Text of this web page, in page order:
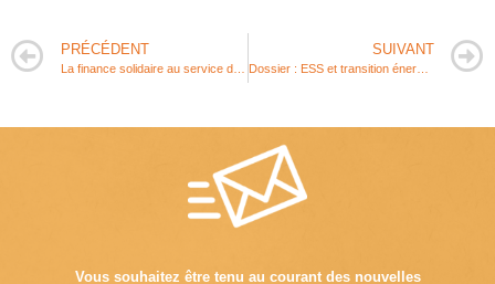
PRÉCÉDENT SUIVANT
Dossier : ESS et transition énergétique
Vous souhaitez être tenu au courant des nouvelles